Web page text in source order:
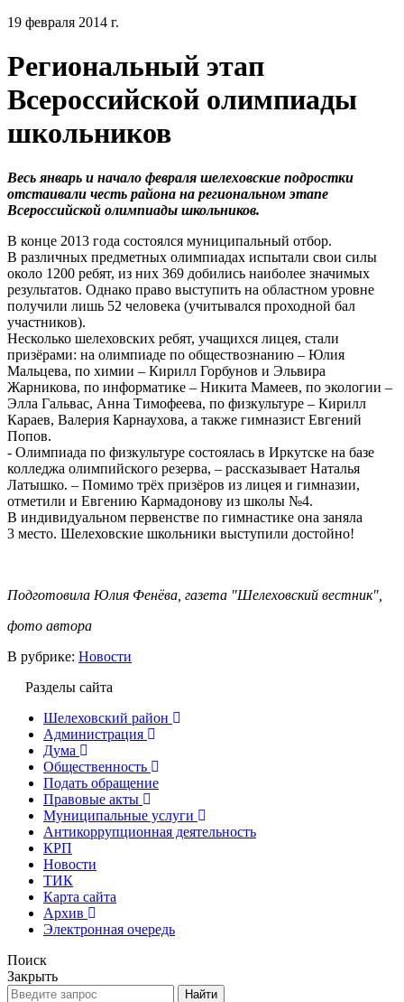
19 февраля 2014 г.
Региональный этап
Всероссийской олимпиады
школьников
Весь январь и начало февраля шелеховские подростки
отстаивали честь района на региональном этапе
Всероссийской олимпиады школьников.
В конце 2013 года состоялся муниципальный отбор.
В различных предметных олимпиадах испытали свои силы
около 1200 ребят, из них 369 добились наиболее значимых
результатов. Однако право выступить на областном уровне
получили лишь 52 человека (учитывался проходной бал
участников).
Несколько шелеховских ребят, учащихся лицея, стали
призёрами: на олимпиаде по обществознанию – Юлия
Мальцева, по химии – Кирилл Горбунов и Эльвира
Жарникова, по информатике – Никита Мамеев, по экологии –
Элла Гальвас, Анна Тимофеева, по физкультуре – Кирилл
Караев, Валерия Карнаухова, а также гимназист Евгений
Попов.
- Олимпиада по физкультуре состоялась в Иркутске на базе
колледжа олимпийского резерва, – рассказывает Наталья
Латышко. – Помимо трёх призёров из лицея и гимназии,
отметили и Евгению Кармадонову из школы №4.
В индивидуальном первенстве по гимнастике она заняла
3 место. Шелеховские школьники выступили достойно!
Подготовила Юлия Фенёва, газета "Шелеховский вестник",
фото автора
В рубрике: Новости
Разделы сайта
Шелеховский район
Администрация
Дума
Общественность
Подать обращение
Правовые акты
Муниципальные услуги
Антикоррупционная деятельность
КРП
Новости
ТИК
Карта сайта
Архив
Электронная очередь
Поиск
Закрыть
Найти